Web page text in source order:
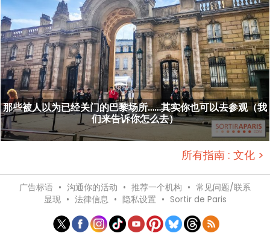
那些被人以为已经关门的巴黎场所……其实你也可以去参观（我
们来告诉你怎么去）
所有指南 : 文化 >
广告标语 • 沟通你的活动 • 推荐一个机构 • 常见问题/联系
显现 • 法律信息 • 隐私设置 • Sortir de Paris